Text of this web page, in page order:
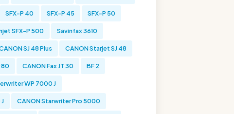
SFX-P 40 SFX-P 45 SFX-P 50
SFX-P 500 Savinfax 3610
SJ 48 Plus CANON Starjet SJ 48
80 CANON Fax JT 30 BF 2
WP 7000 J
CANON Starwriter Pro 5000